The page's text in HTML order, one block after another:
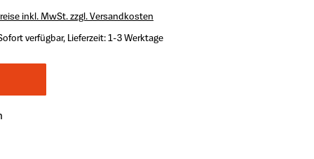
inkl. MwSt. zzgl. Versandkosten
verfügbar, Lieferzeit: 1-3 Werktage